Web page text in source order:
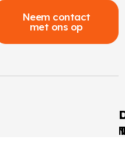
Neem contact
met ons op